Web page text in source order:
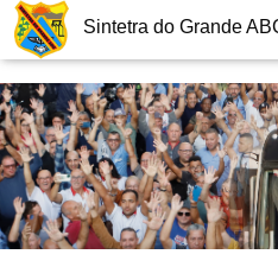
Sintetra do Grande